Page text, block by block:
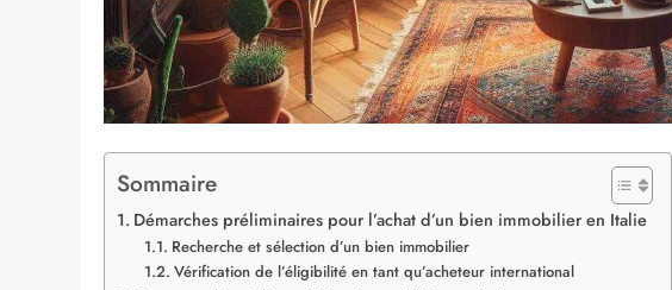
Sommaire
Démarches préliminaires pour l’achat d’un bien immobilier en Italie
Recherche et sélection d’un bien immobilier
Vérification de l’éligibilité en tant qu’acheteur international